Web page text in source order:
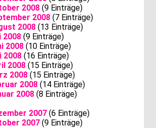
2008 (9 Einträge)
2008 (7 Einträge)
2008 (13 Einträge)
2008 (9 Einträge)
2008 (10 Einträge)
2008 (16 Einträge)
2008 (15 Einträge)
2008 (15 Einträge)
2008 (14 Einträge)
2008 (8 Einträge)
2007 (6 Einträge)
2007 (9 Einträge)